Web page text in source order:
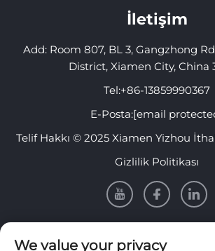
İletişim
Add: Room 807, BL 3, Gangzhong
District, Xiamen City, China
Tel:+86-13859990367
E-Posta:[email
Telif Hakkı © 2025 Xiamen Yizhou
Gizlilik Politikası
We value your privacy